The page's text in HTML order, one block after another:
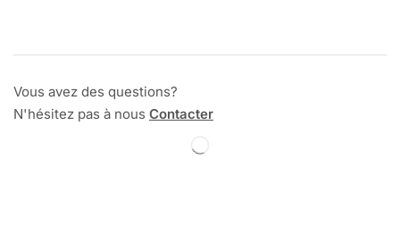
Vous avez des questions?
N'hésitez pas à nous Contacter